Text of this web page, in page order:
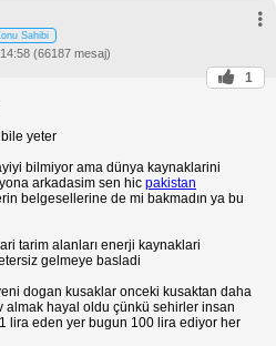
Sahibi
(66187 mesaj)
1
yeter
bilmiyor ama dünya kaynaklarini
arkadasim sen hic pakistan
belgesellerine de mi bakmadın ya bu
tarim alanları enerji kaynaklari
gelmeye basladi
dogan kusaklar onceki kusaktan daha
hayal oldu çünkü sehirler insan
lira eden yer bugun 100 lira ediyor her